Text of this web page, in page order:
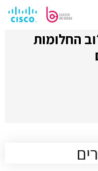
החלומות